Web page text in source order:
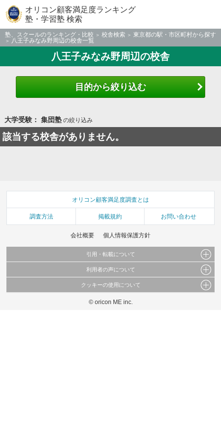
オリコン顧客満足度ランキング
塾・学習塾 検索
塾、スクールのランキング・比較 校舎検索
東京都の駅・市区町村から探す
八王子みなみ野周辺の校舎一覧
八王子みなみ野周辺の校舎
目的から絞り込む
大学受験： 集団塾の絞り込み
該当する校舎がありません。
オリコン顧客満足度調査とは
調査方法 掲載規約 お問い合わせ
会社概要 個人情報保護方針
引用・転載について
当サイトで公開されている情報（文字、写真、イラスト、画像データ等）及びこれらの配
これらの情報を権利者の許可なく無断転載・複製などの二次利用を行うことは固く禁じて
利用者の声について
当サイトに掲載している内容はすべてサービスの利用者が提出された見解・感想です。
弊社の見解・ 意見ではないことをご理解いただいた上でご覧ください。
クッキーの使用について
このサイトでは Cookie を使用して、ユーザーに合わせたコンテンツや広告の表示、ソー
© oricon ME inc.